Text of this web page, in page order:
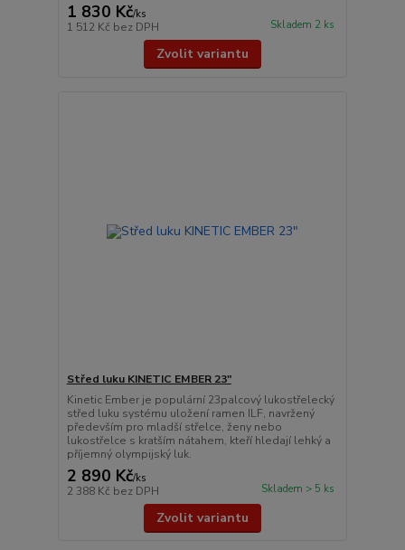
1 830 Kč/ks
1 512 Kč bez DPH Skladem 2 ks
Zvolit variantu
Střed luku KINETIC EMBER 23"
Kinetic Ember je populární 23palcový lukostřelecký
střed luku systému uložení ramen ILF, navržený
především pro mladší střelce, ženy nebo
lukostřelce s kratším nátahem, kteří hledají lehký a
příjemný olympijský luk.
2 890 Kč/ks
2 388 Kč bez DPH Skladem > 5 ks
Zvolit variantu